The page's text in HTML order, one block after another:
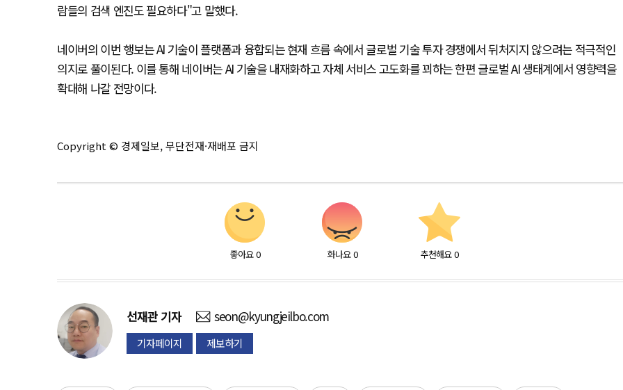
람들의 검색 엔진도 필요하다"고 말했다.
네이버의 이번 행보는 AI 기술이 플랫폼과 융합되는 현재 흐름 속에서 글로벌 기술 투자 경쟁에서 뒤처지지 않으려는 적극적인
의지로 풀이된다. 이를 통해 네이버는 AI 기술을 내재화하고 자체 서비스 고도화를 꾀하는 한편 글로벌 AI 생태계에서 영향력을
확대해 나갈 전망이다.
Copyright © 경제일보, 무단전재·재배포 금지
좋아요 0 화나요 0 추천해요 0
선재관 기자 seon@kyungjeilbo.com
기자페이지 제보하기